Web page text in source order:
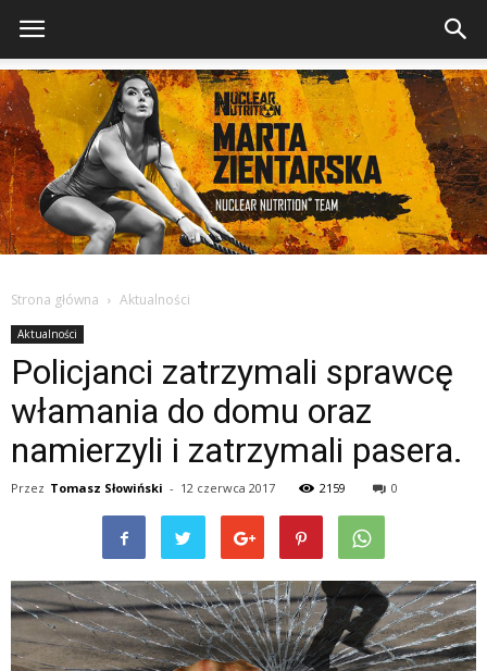
Strona główna Aktualności
Aktualności
Policjanci zatrzymali sprawcę
włamania do domu oraz
namierzyli i zatrzymali pasera.
Przez Tomasz Słowiński - 12 czerwca 2017 2159 0